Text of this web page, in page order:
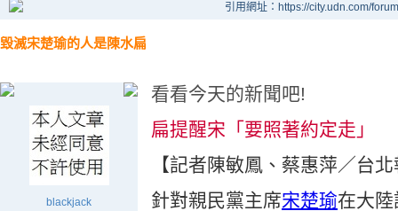
引用網址：https://city.udn.com/
毀滅宋楚瑜的人是陳水扁
blackjack
看看今天的新聞吧!
扁提醒宋「要照著約定走」
【記者陳敏鳳、蔡惠萍／台
針對親民黨主席宋楚瑜在大